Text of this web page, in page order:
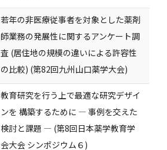
若年の非医療従事者を対象とした薬剤
師業務の発展性に関するアンケート調
査 (居住地の規模の違いによる許容性
の比較) (第82回九州山口薬学大会)
教育研究を行う上で最適な研究デザイ
ンを 構築するために ― 事例を交えた
検討と課題 ― (第8回日本薬学教育学
会大会 シンポジウム６)